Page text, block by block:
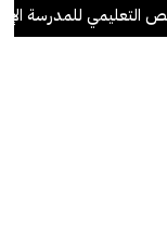
التعليمي للمدرسة